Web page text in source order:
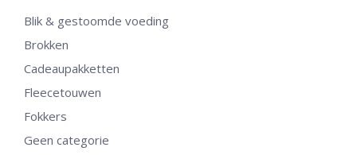
Blik & gestoomde voeding
Brokken
Cadeaupakketten
Fleecetouwen
Fokkers
Geen categorie